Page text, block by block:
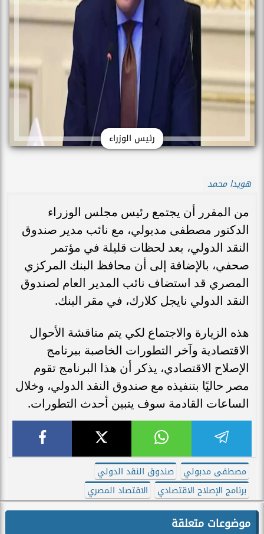
رئيس الوزراء
هويدا محمد
من المقرر أن يجتمع رئيس مجلس الوزراء
الدكتور مصطفى مدبولي، مع نائب مدير صندوق
النقد الدولي، بعد لحظات قليلة في مؤتمر
صحفي، بالإضافة إلى أن محافظ البنك المركزي
المصري قد استضاف نائب المدير العام لصندوق
النقد الدولي نايجل كلارك، في مقر البنك.
هذه الزيارة والاجتماع لكي يتم مناقشة الأحوال
الاقتصادية وآخر التطورات الخاصبة ببرنامج
الإصلاح الاقتصادي، يذكر أن هذا البرنامج تقوم
مصر حاليًا بتنفيذه مع صندوق النقد الدولي، وخلال
الساعات القادمة سوف يتبين أحدث التطورات.
مصطفى مدبولي
صندوق النقد الدولي
برنامج الإصلاح الاقتصادي
الاقتصاد المصري
موضوعات متعلقة